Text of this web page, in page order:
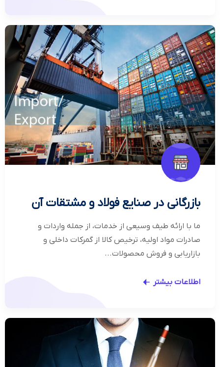
بازرگانی در صنایع فولاد و مشتقات آن
ما با ارائه طیف وسیعی از خدمات، از جمله واردات و
صادرات مواد اولیه، ترخیص کالا از گمرکات داخلی و
بازاریابی و فروش محصولات...
اطلاعات بیشتر